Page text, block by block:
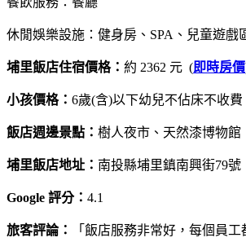
休閒娛樂設施：健身房、SPA、兒童遊戲
埔里飯店住宿價格： 約 2362 元 (即時房價
小孩價格： 6歲(含)以下幼兒不佔床不收費
飯店週邊景點： 樹人夜市、天然漆博物館
埔里飯店地址： 南投縣埔里鎮南興街79號
Google 評分： 4.1
旅客評論：
「飯店服務非常好，每個員